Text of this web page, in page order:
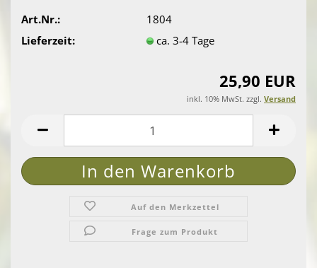
Art.Nr.:
1804
Lieferzeit:
ca. 3-4 Tage
25,90 EUR
inkl. 10% MwSt. zzgl. Versand
Auf den Merkzettel
Frage zum Produkt